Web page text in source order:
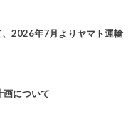
、2026年7月よりヤマト運輸
画について